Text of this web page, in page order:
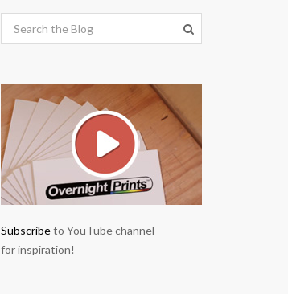
Subscribeto YouTube channel
for inspiration!